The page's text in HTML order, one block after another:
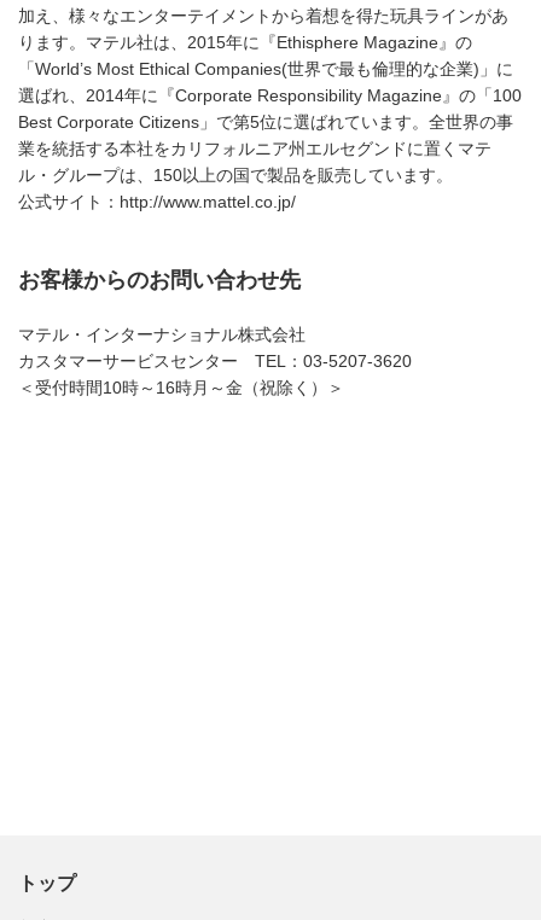
加え、様々なエンターテイメントから着想を得た玩具ラインがあ
ります。マテル社は、2015年に『Ethisphere Magazine』の
「World’s Most Ethical Companies(世界で最も倫理的な企業)」に
選ばれ、2014年に『Corporate Responsibility Magazine』の「100
Best Corporate Citizens」で第5位に選ばれています。全世界の事
業を統括する本社をカリフォルニア州エルセグンドに置くマテ
ル・グループは、150以上の国で製品を販売しています。
公式サイト：http://www.mattel.co.jp/
お客様からのお問い合わせ先
マテル・インターナショナル株式会社
カスタマーサービスセンター TEL：03-5207-3620
＜受付時間10時～16時月～金（祝除く）＞
トップ